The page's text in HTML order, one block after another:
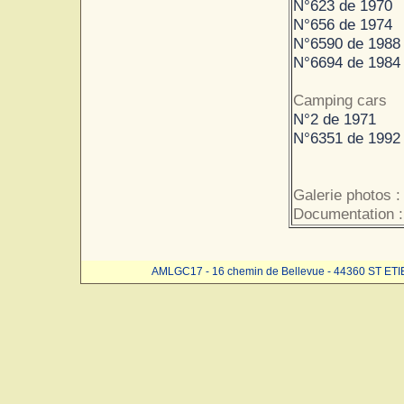
N°623 de 1970
N°656 de 1974
N°6590 de 1988
N°6694 de 1984
Camping cars
N°2 de 1971
N°6351 de 1992
Galerie photos :
Documentation :
AMLGC17 - 16 chemin de Bellevue - 44360 ST